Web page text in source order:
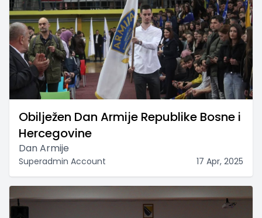
Obilježen Dan Armije Republike Bosne i
Hercegovine
Dan Armije
Superadmin Account 17 Apr, 2025